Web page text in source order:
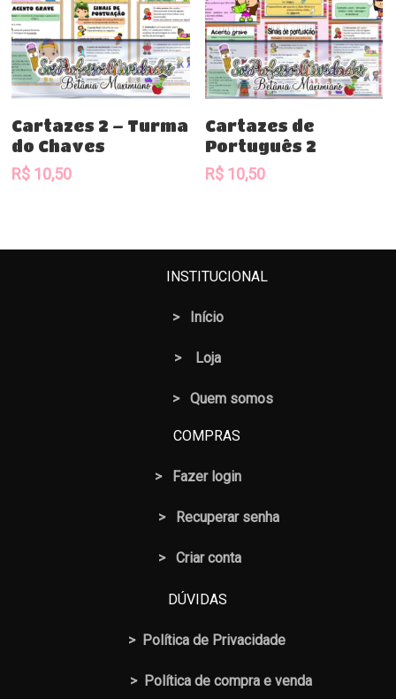
Comprar
Cartazes 2 – Turma
do Chaves
R$ 10,50
Comprar
Cartazes de
Português 2
R$10,50
INSTITUCIONAL
> Início
> Loja
> Quem somos
COMPRAS
> Fazer login
> Recuperar senha
> Criar conta
DÚVIDAS
> Política de Privacidade
> Política de compra e venda